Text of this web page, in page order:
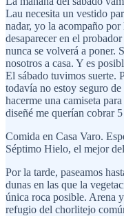
Lau necesita un vestido
nadar, yo la acompaño
desaparecer en el
nunca se volverá a poner.
nosotros a casa. Y es
El sábado tuvimos suerte.
todavía no estoy seguro
hacerme una camiseta
diseñé me querían cobrar
Comida en Casa Varo.
Séptimo Hielo, el mejor
Por la tarde, paseamos
dunas en las que la
única roca posible. Arena
refugio del chorlitejo